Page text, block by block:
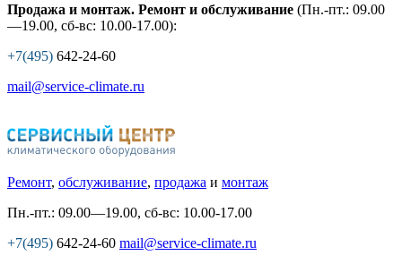
Продажа и монтаж. Ремонт и обслуживание (Пн.-пт.: 09.00
—19.00, сб-вс: 10.00-17.00):
+7(495) 642-24-60
mail@service-climate.ru
Ремонт, обслуживание, продажа и монтаж
Пн.-пт.: 09.00—19.00, сб-вс: 10.00-17.00
+7(495) 642-24-60 mail@service-climate.ru